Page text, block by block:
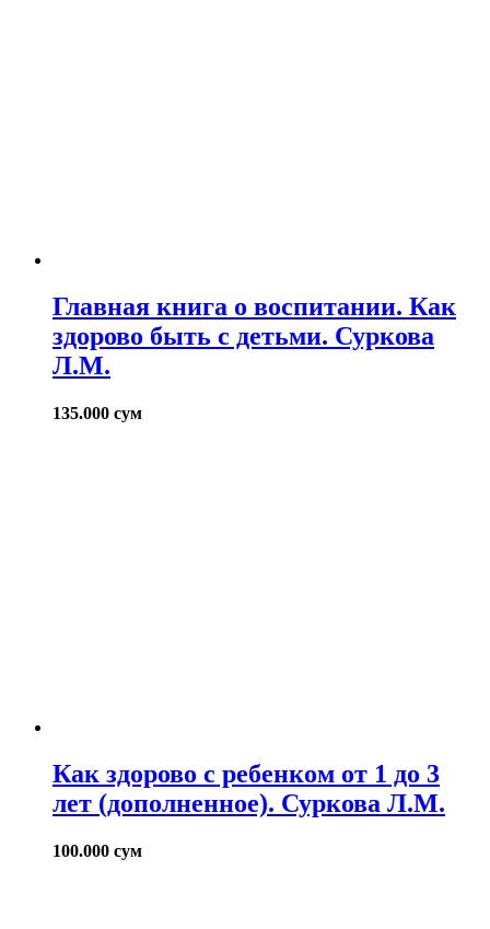
Главная книга о воспитании. Как
здорово быть с детьми. Суркова
Л.М.
135.000 сум
Как здорово с ребенком от 1 до 3
лет (дополненное). Суркова Л.М.
100.000 сум